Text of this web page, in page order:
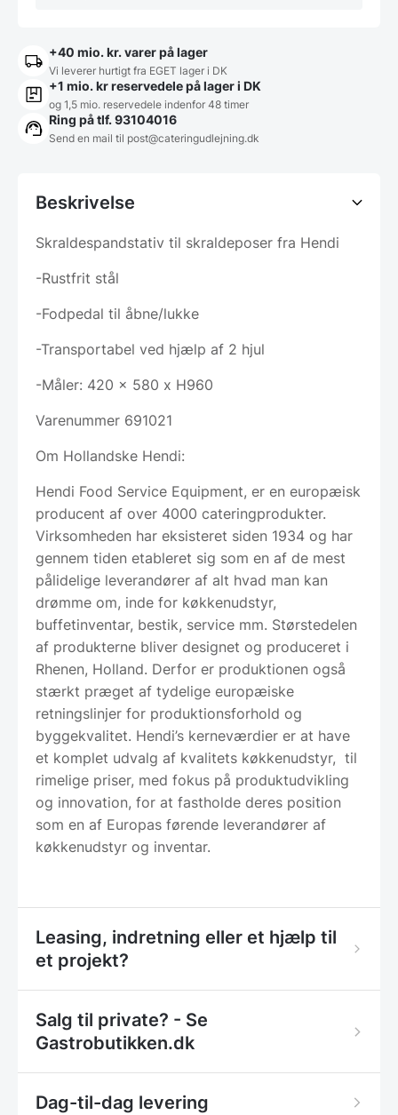
+40 mio. kr. varer på lager
Vi leverer hurtigt fra EGET lager i DK
+1 mio. kr reservedele på lager i DK
og 1,5 mio. reservedele indenfor 48 timer
Ring på tlf. 93104016
Send en mail til post@cateringudlejning.dk
Beskrivelse
Skraldespandstativ til skraldeposer fra Hendi
-Rustfrit stål
-Fodpedal til åbne/lukke
-Transportabel ved hjælp af 2 hjul
-Måler: 420 x 580 x H960
Varenummer 691021
Om Hollandske Hendi:
Hendi Food Service Equipment, er en europæisk
producent af over 4000 cateringprodukter.
Virksomheden har eksisteret siden 1934 og har
gennem tiden etableret sig som en af de mest
pålidelige leverandører af alt hvad man kan
drømme om, inde for køkkenudstyr,
buffetinventar, bestik, service mm. Størstedelen
af produkterne bliver designet og produceret i
Rhenen, Holland. Derfor er produktionen også
stærkt præget af tydelige europæiske
retningslinjer for produktionsforhold og
byggekvalitet. Hendi’s kerneværdier er at have
et komplet udvalg af kvalitets køkkenudstyr, til
rimelige priser, med fokus på produktudvikling
og innovation, for at fastholde deres position
som en af Europas førende leverandører af
køkkenudstyr og inventar.
Leasing, indretning eller et hjælp til
et projekt?
Salg til private? - Se
Gastrobutikken.dk
Dag-til-dag levering